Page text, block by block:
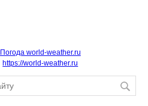
Погода world-weather.ru
https://world-weather.ru